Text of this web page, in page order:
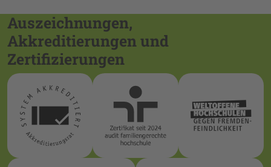
Auszeichnungen,
Akkreditierungen und
Zertifizierungen